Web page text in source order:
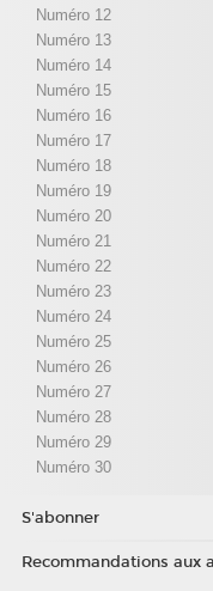
Numéro 12
Numéro 13
Numéro 14
Numéro 15
Numéro 16
Numéro 17
Numéro 18
Numéro 19
Numéro 20
Numéro 21
Numéro 22
Numéro 23
Numéro 24
Numéro 25
Numéro 26
Numéro 27
Numéro 28
Numéro 29
Numéro 30
S'abonner
Recommandations aux